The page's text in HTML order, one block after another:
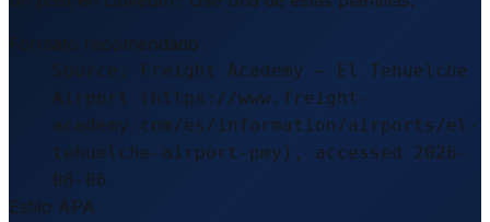
Formato recomendado
Source: Freight Academy – El Tehuelche
Airport (https://www.freight-
academy.com/es/information/airports/el-
tehuelche-airport-pmy), accessed 2026-
08-06
Estilo APA